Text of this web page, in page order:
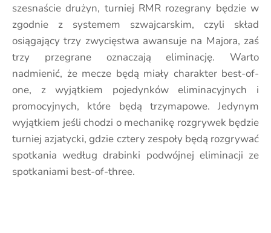
szesnaście drużyn, turniej RMR rozegrany będzie w
zgodnie z systemem szwajcarskim, czyli skład
osiągający trzy zwycięstwa awansuje na Majora, zaś
trzy przegrane oznaczają eliminację. Warto
nadmienić, że mecze będą miały charakter best-of-
one, z wyjątkiem pojedynków eliminacyjnych i
promocyjnych, które będą trzymapowe. Jedynym
wyjątkiem jeśli chodzi o mechanikę rozgrywek będzie
turniej azjatycki, gdzie cztery zespoły będą rozgrywać
spotkania według drabinki podwójnej eliminacji ze
spotkaniami best-of-three.